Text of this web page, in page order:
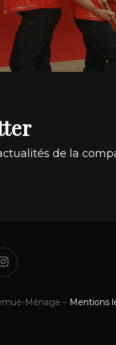
de la
Ménage – Mentions